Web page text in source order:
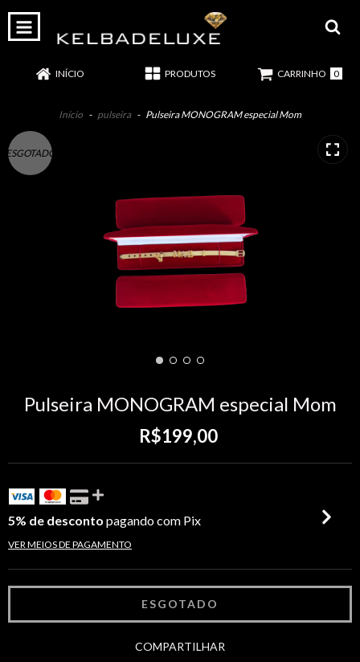
INÍCIO PRODUTOS CARRINHO 0
Início - pulseira - Pulseira MONOGRAM especial Mom
ESGOTADO
Pulseira MONOGRAM especial Mom
R$199,00
5% de desconto pagando com Pix
VER MEIOS DE PAGAMENTO
COMPARTILHAR